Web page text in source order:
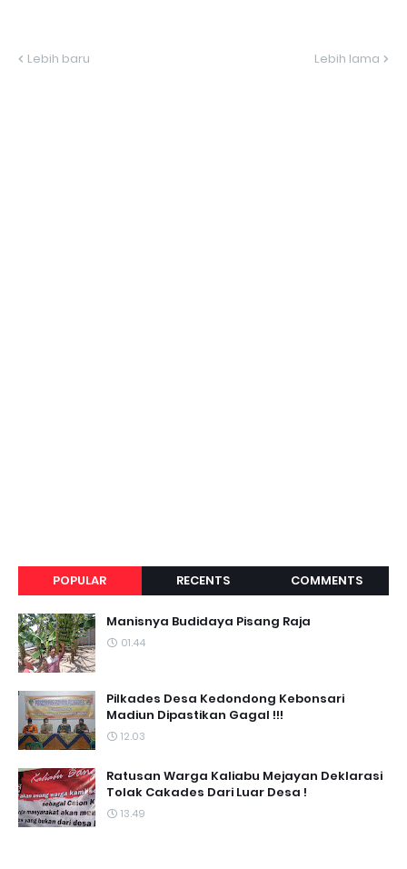
Lebih baru Lebih lama
POPULAR RECENTS COMMENTS
Manisnya Budidaya Pisang Raja
01.44
Pilkades Desa Kedondong Kebonsari
Madiun Dipastikan Gagal !!!
12.03
Ratusan Warga Kaliabu Mejayan Deklarasi
Tolak Cakades Dari Luar Desa !
13.49